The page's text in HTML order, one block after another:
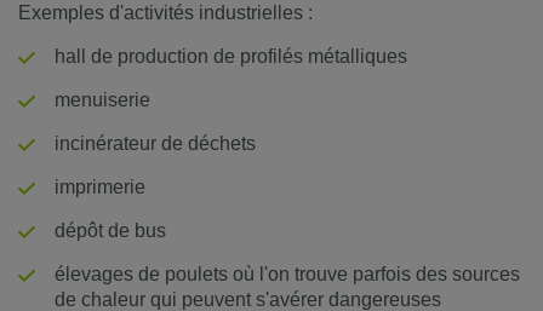
Exemples d'activités industrielles :
hall de production de profilés métalliques
menuiserie
incinérateur de déchets
imprimerie
dépôt de bus
élevages de poulets où l'on trouve parfois des sources
de chaleur qui peuvent s'avérer dangereuses